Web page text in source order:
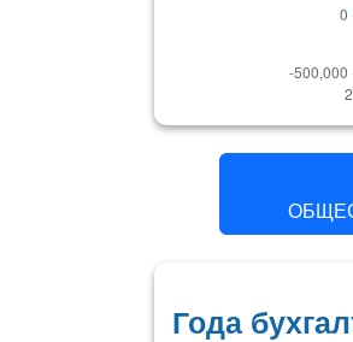
Года